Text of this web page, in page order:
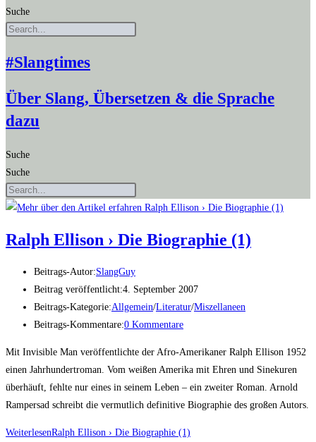
Suche
#Slangtimes
Über Slang, Übersetzen & die Sprache
dazu
Suche
Suche
Ralph Elli­son › Die Bio­gra­phie (1)
Beitrags-Autor:SlangGuy
Beitrag veröffentlicht:4. September 2007
Beitrags-Kategorie:Allgemein/Literatur/Miszellaneen
Beitrags-Kommentare:0 Kommentare
Mit Invisible Man veröffentlichte der Afro-Amerikaner Ralph Ellison 1952
einen Jahrhundertroman. Vom weißen Amerika mit Ehren und Sinekuren
überhäuft, fehlte nur eines in seinem Leben – ein zweiter Roman. Arnold
Rampersad schreibt die vermutlich definitive Biographie des großen Autors.
WeiterlesenRalph Elli­son › Die Bio­gra­phie (1)